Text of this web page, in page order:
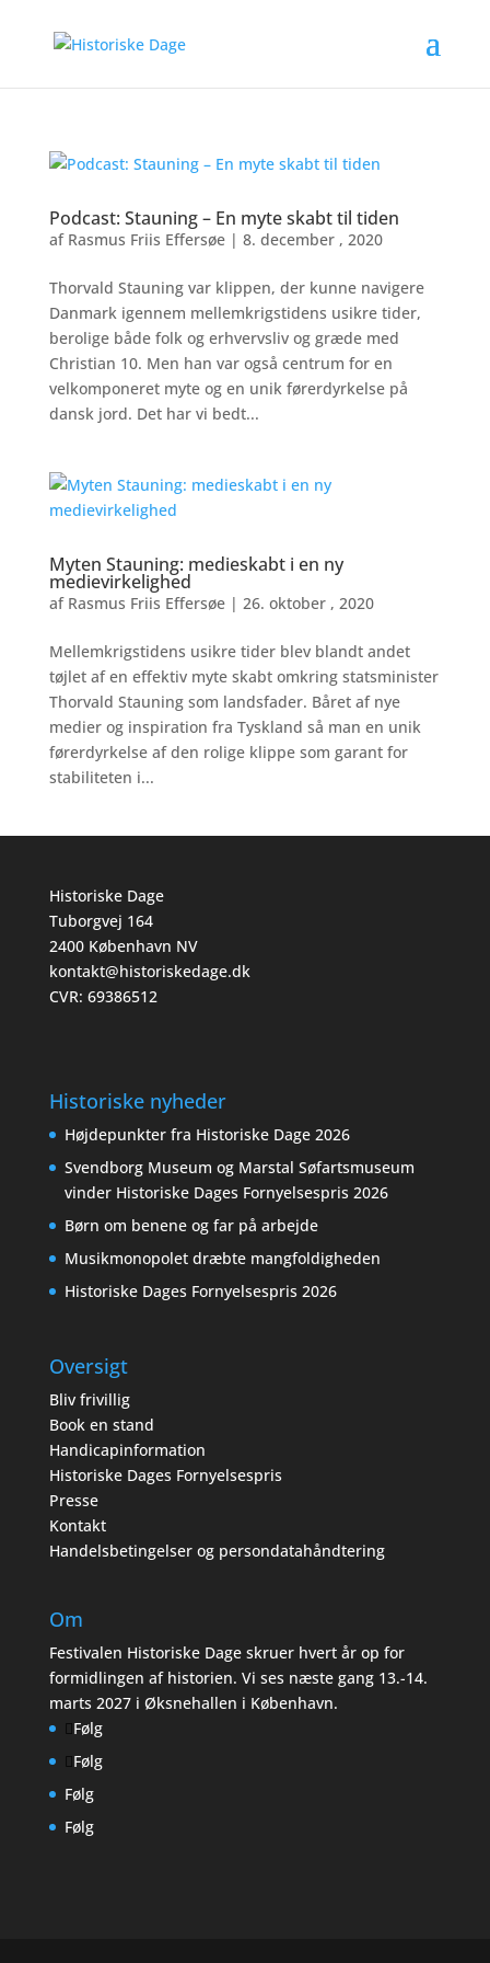
Podcast: Stauning – En myte skabt til tiden
af Rasmus Friis Effersøe| 8. december , 2020
Thorvald Stauning var klippen, der kunne navigere
Danmark igennem mellemkrigstidens usikre tider,
berolige både folk og erhvervsliv og græde med
Christian 10. Men han var også centrum for en
velkomponeret myte og en unik førerdyrkelse på
dansk jord. Det har vi bedt...
Myten Stauning: medieskabt i en ny
medievirkelighed
af Rasmus Friis Effersøe| 26. oktober , 2020
Mellemkrigstidens usikre tider blev blandt andet
tøjlet af en effektiv myte skabt omkring statsminister
Thorvald Stauning som landsfader. Båret af nye
medier og inspiration fra Tyskland så man en unik
førerdyrkelse af den rolige klippe som garant for
stabiliteten i...
Historiske Dage
Tuborgvej 164
2400 København NV
kontakt@historiskedage.dk
CVR: 69386512
Historiske nyheder
Højdepunkter fra Historiske Dage 2026
Svendborg Museum og Marstal Søfartsmuseum
vinder Historiske Dages Fornyelsespris 2026
Børn om benene og far på arbejde
Musikmonopolet dræbte mangfoldigheden
Historiske Dages Fornyelsespris 2026
Oversigt
Bliv frivillig
Book en stand
Handicapinformation
Historiske Dages Fornyelsespris
Presse
Kontakt
Handelsbetingelser og persondatahåndtering
Om
Festivalen Historiske Dage skruer hvert år op for
formidlingen af historien. Vi ses næste gang 13.-14.
marts 2027 i Øksnehallen i København.
Følg
Følg
Følg
Følg